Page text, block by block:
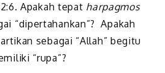
Apakah tepat harpagmos
“dipertahankan”? Apakah
sebagai “Allah” begitu
“rupa”?